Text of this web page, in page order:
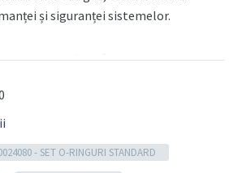
și siguranței sistemelor.
tehnice
acoperirea unui spectru larg de
- SET O-RINGURI STANDARD